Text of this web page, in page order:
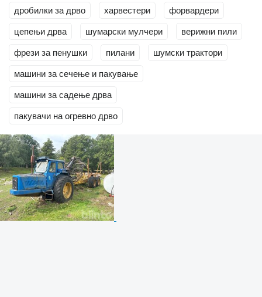
дробилки за дрво харвестери форвардери
цепењи дрва шумарски мулчери верижни пили
фрези за пенушки пилани шумски трактори
машини за сечење и пакување
машини за садење дрва
пакувачи на огревно дрво